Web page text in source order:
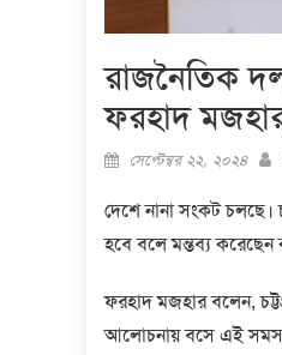
রাজনৈতিক
ফরহাদ
Posted
সেপ্টেম্বর ২২, ২০২৪
দেশে নানা সংকট
হবে বলে মন্তব্য
ফরহাদ মজহার বলেন,
আলোচনায় বসে এই